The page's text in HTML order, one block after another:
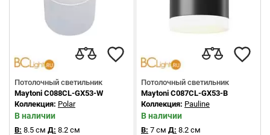
Потолочный светильник
Maytoni C088CL-GX53-W
Коллекция: Polar
В наличии
В: 8.5 см Д: 8.2 см
Потолочный светильник
Maytoni C087CL-GX53-B
Коллекция: Pauline
В наличии
В: 7 см Д: 8.2 см